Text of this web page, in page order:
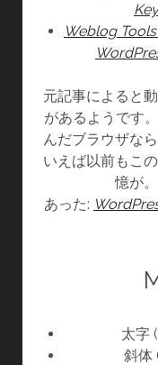
Weblog
元記事によると
があるようです。
んだブラウザな
いえば以前もこ
憶が
あった:
太字
斜体